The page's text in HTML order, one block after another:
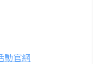
動官網